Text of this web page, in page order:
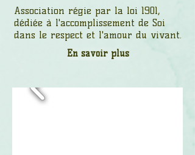
Association régie par la loi 1901,
dédiée à l'accomplissement de Soi
dans le respect et l'amour du vivant.
En savoir plus